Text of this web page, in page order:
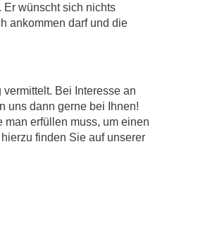
wünscht sich nichts
ankommen darf und die
Bei Interesse an
uns dann gerne bei Ihnen!
man erfüllen muss, um einen
finden Sie auf unserer